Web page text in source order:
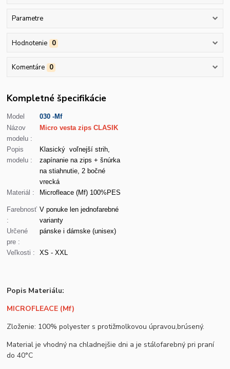
Parametre
Hodnotenie 0
Komentáre 0
Kompletné špecifikácie
Model
030 -Mf
Názov
modelu :
Micro vesta zips CLASIK
Popis
modelu :
Klasický voľnejší strih,
zapínanie na zips + šnúrka
na stiahnutie, 2 bočné
vrecká
Materiál :
Microfleace (Mf) 100%PES
Farebnosť
:
V ponuke len jednofarebné
varianty
Určené
pre :
pánske i dámske (unisex)
Veľkosti : XS - XXL
Popis Materiálu:
MICROFLEACE (Mf)
Zloženie: 100% polyester s protižmolkovou úpravou,brúsený.
Material je vhodný na chladnejšie dni a je stálofarebný pri praní
do 40°C